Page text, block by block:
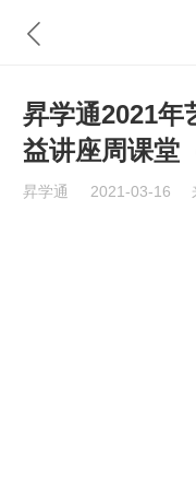
昇学通2021年
益讲座周课堂
昇学通 2021-03-16